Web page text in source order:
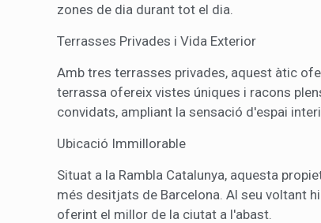
zones de dia durant tot el dia.
Terrasses Privades i Vida Exterior
Amb tres terrasses privades, aquest àtic
terrassa ofereix vistes úniques i racons
convidats, ampliant la sensació d'espai
Ubicació Immillorable
Situat a la Rambla Catalunya, aquesta
més desitjats de Barcelona. Al seu voltant
oferint el millor de la ciutat a l'abast.